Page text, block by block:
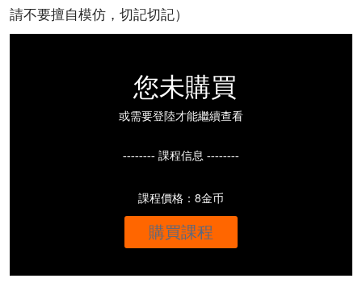
請不要擅自模仿，切記切記）
您未購買
或需要登陸才能繼續查看
-------- 課程信息 --------
課程價格：8金币
購買課程